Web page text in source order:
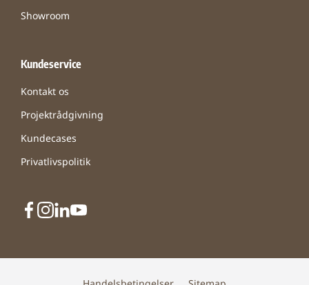
Showroom
Kundeservice
Kontakt os
Projektrådgivning
Kundecases
Privatlivspolitik